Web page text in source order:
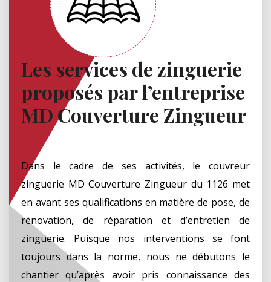
Les services de zinguerie
proposés par l’entreprise
MD Couverture Zingueur
Dans le cadre de ses activités, le couvreur
zinguerie MD Couverture Zingueur du 1126 met
en avant ses qualifications en matière de pose, de
rénovation, de réparation et d’entretien de
zinguerie. Puisque nos interventions se font
toujours dans la norme, nous ne débutons le
chantier qu’après avoir pris connaissance des